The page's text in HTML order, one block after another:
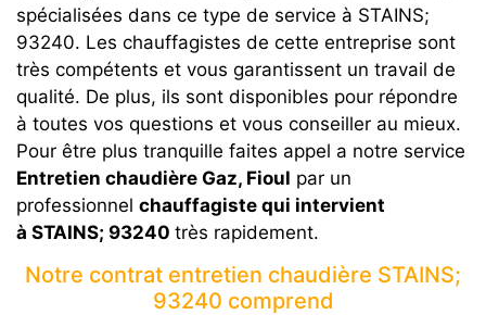
spécialisées dans ce type de service à STAINS;
93240. Les chauffagistes de cette entreprise sont
très compétents et vous garantissent un travail de
qualité. De plus, ils sont disponibles pour répondre
à toutes vos questions et vous conseiller au mieux.
Pour être plus tranquille faites appel a notre service
Entretien chaudière Gaz, Fioul par un
professionnel chauffagiste qui intervient
à STAINS; 93240 très rapidement.
Notre contrat entretien chaudière STAINS;
93240 comprend